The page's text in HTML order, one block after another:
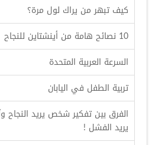
كيف تبهر من يراك لول مرة؟
10 نصائح هامة من أينشتاين للنجاح
السرعة العربية المتحدة
تربية الطفل في اليابان
الفرق بين تفكير شخص يريد النجاح
يريد الفشل !